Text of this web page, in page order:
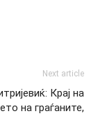
Next article
Крај на
на граѓаните,